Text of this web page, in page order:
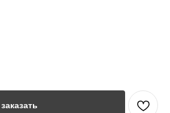
заказать